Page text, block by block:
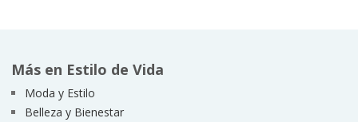
Más en Estilo de Vida
Moda y Estilo
Belleza y Bienestar